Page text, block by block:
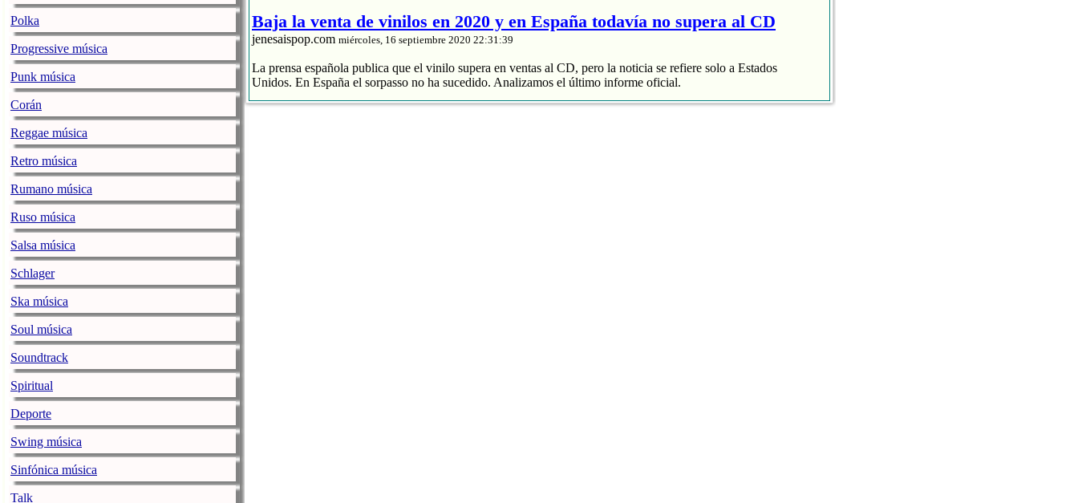
Polka
Progressive música
Punk música
Corán
Reggae música
Retro música
Rumano música
Ruso música
Salsa música
Schlager
Ska música
Soul música
Soundtrack
Spiritual
Deporte
Swing música
Sinfónica música
Talk
Baja la venta de vinilos en 2020 y en España todavía no supera al CD
jenesaispop.com miércoles, 16 septiembre 2020 22:31:39
La prensa española publica que el vinilo supera en ventas al CD, pero la noticia se refiere solo a Estados
Unidos. En España el sorpasso no ha sucedido. Analizamos el último informe oficial.
El streaming produce un 88% de los ingresos